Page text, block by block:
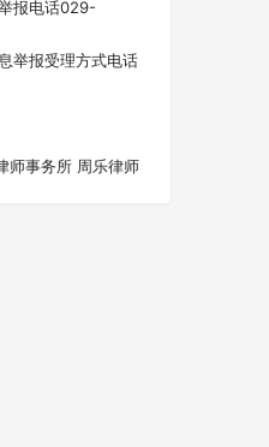
报电话029-
举报受理方式电话
师事务所 周乐律师